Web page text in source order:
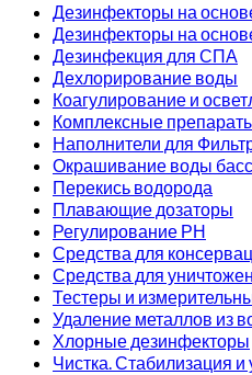
Дезинфекторы на
Дезинфекторы на
Дезинфекция для СПА
Дехлорирование воды
Коагулирование и
Комплексные
Наполнители для
Окрашивание воды
Перекись водорода
Плавающие дозаторы
Регулирование РН
Средства для
Средства для
Тестеры и
Удаление металлов из
Хлорные дезинфекторы
Чистка. Стабилизация и